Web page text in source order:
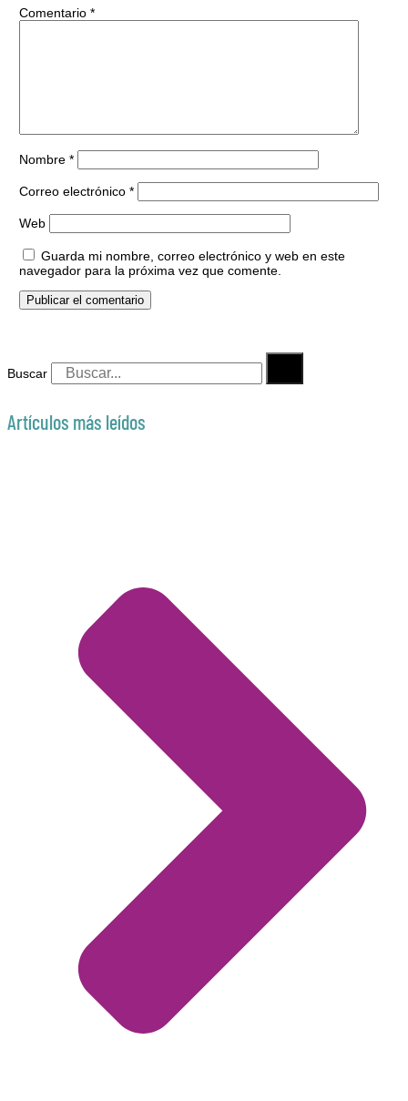
Comentario *
Nombre *
Correo electrónico *
Web
Guarda mi nombre, correo electrónico y web en este
navegador para la próxima vez que comente.
Buscar
Artículos más leídos